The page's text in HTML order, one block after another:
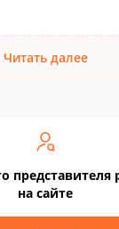
Читать далее
представителя
на сайте